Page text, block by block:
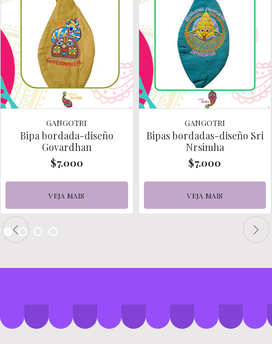
GANGOTRI
Bipa bordada-diseño
Govardhan
$7.000
VEJA MAIS
GANGOTRI
Bipas bordadas-diseño Sri
Nrsimha
$7.000
VEJA MAIS